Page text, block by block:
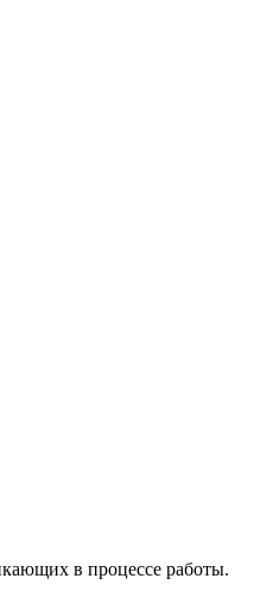
в процессе работы.